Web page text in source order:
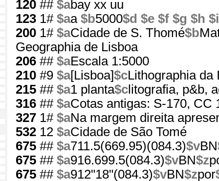
120 ## $abay xx uu
123 1# $aa $b5000$d $e $f $g $h $i
200 1# $aCidade de S. Thomé$b
Geographia de Lisboa
206 ## $aEscala 1:5000
210 #9 $a[Lisboa]$cLithographia da
215 ## $a1 planta$c litografia, p&b,
316 ## $aCotas antigas: S-170, CC
327 1# $aNa margem direita
532 12 $aCidade de São Tomé
675 ## $a711.5(669.95)(084.3)$vBN
675 ## $a916.699.5(084.3)$vBN$z
675 ## $a912"18"(084.3)$vBN$zpor